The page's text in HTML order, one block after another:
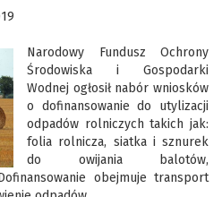
Narodowy Fundusz Ochrony
Środowiska i Gospodarki
Wodnej ogłosił nabór wniosków
o dofinansowanie do utylizacji
odpadów rolniczych takich jak:
folia rolnicza, siatka i sznurek
do owijania balotów,
obejmuje transport